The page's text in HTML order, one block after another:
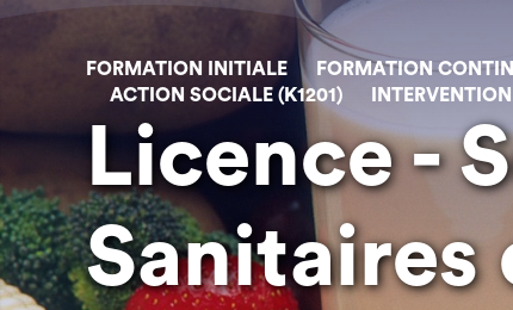
FORMATION INITIALE FORMATION
ACTION SOCIALE (K1201)
Licence -
Sanitaires